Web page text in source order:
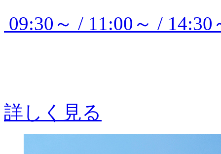
09:30～ / 11:00～ / 14:30
詳しく見る